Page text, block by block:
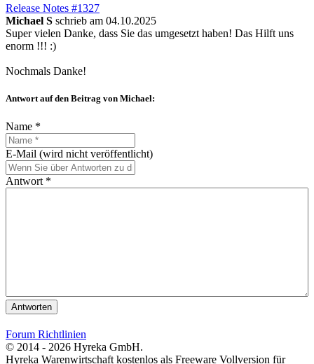
Release Notes #1327
Michael S schrieb am 04.10.2025
Super vielen Danke, dass Sie das umgesetzt haben! Das Hilft uns
enorm !!! :)
Nochmals Danke!
Antwort auf den Beitrag von Michael:
Name *
E-Mail (wird nicht veröffentlicht)
Antwort *
Antworten
Forum Richtlinien
© 2014 - 2026 Hyreka GmbH.
Hyreka Warenwirtschaft kostenlos als Freeware Vollversion für